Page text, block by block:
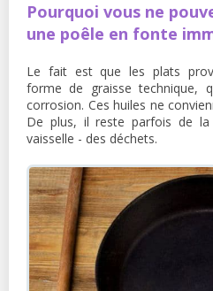
Pourquoi vous ne
une poêle en fonte
Le fait est que les plats
forme de graisse technique,
corrosion. Ces huiles ne
De plus, il reste parfois de
vaisselle - des déchets.